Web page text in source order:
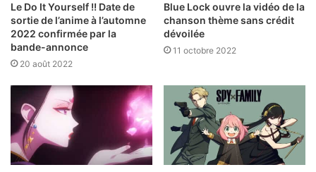
Le Do It Yourself !! Date de
sortie de l’anime à l’automne
2022 confirmée par la
bande-annonce
20 août 2022
Blue Lock ouvre la vidéo de la
chanson thème sans crédit
dévoilée
11 octobre 2022